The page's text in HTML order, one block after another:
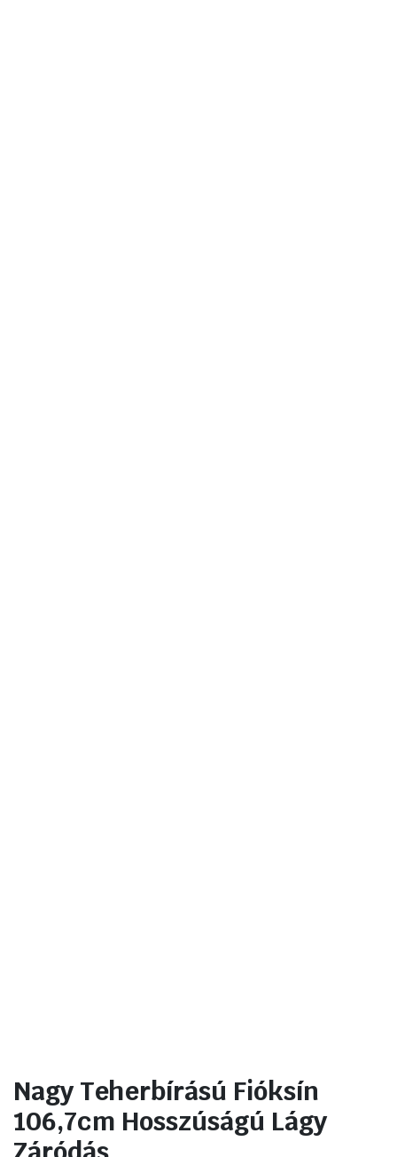
Nagy Teherbírású Fióksín
106,7cm Hosszúságú Lágy